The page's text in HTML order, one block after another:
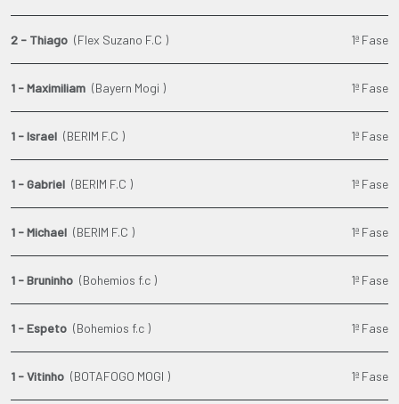
2 - Thiago (Flex Suzano F.C ) 1ª Fase
1 - Maximiliam (Bayern Mogi ) 1ª Fase
1 - Israel (BERIM F.C ) 1ª Fase
1 - Gabriel (BERIM F.C ) 1ª Fase
1 - Michael (BERIM F.C ) 1ª Fase
1 - Bruninho (Bohemios f.c ) 1ª Fase
1 - Espeto (Bohemios f.c ) 1ª Fase
1 - Vitinho (BOTAFOGO MOGI ) 1ª Fase